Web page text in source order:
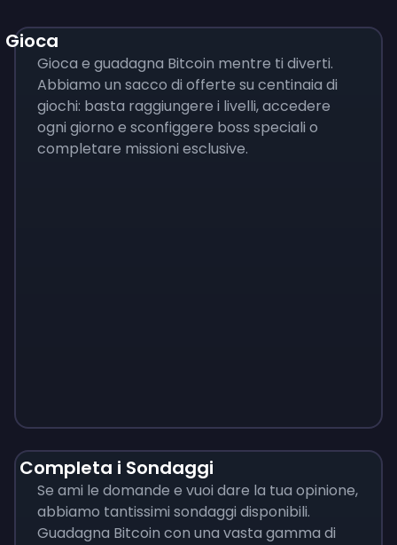
Gioca
Gioca e guadagna Bitcoin mentre ti diverti.
Abbiamo un sacco di offerte su centinaia di
giochi: basta raggiungere i livelli, accedere
ogni giorno e sconfiggere boss speciali o
completare missioni esclusive.
Completa i Sondaggi
Se ami le domande e vuoi dare la tua opinione,
abbiamo tantissimi sondaggi disponibili.
Guadagna Bitcoin con una vasta gamma di